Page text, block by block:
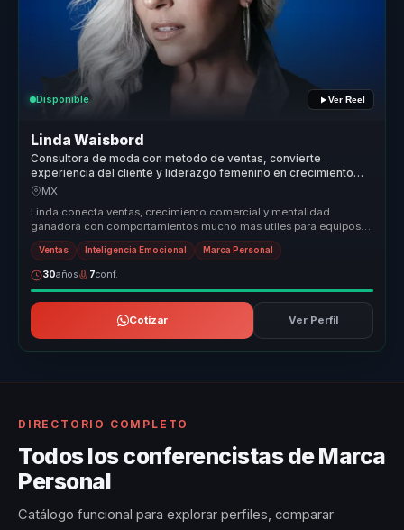
Disponible Ver Reel
Linda Waisbord
Consultora de moda con metodo de ventas, convierte
experiencia del cliente y liderazgo femenino en crecimiento
comercial para marcas.
MX
Linda conecta ventas, crecimiento comercial y mentalidad
ganadora con comportamientos mucho mas utiles para equipos
que necesitan sostene...
Ventas Inteligencia Emocional Marca Personal
30años 7conf.
Cotizar Ver Perfil
DIRECTORIO COMPLETO
Todos los conferencistas de Marca
Personal
Catálogo funcional para explorar perfiles, comparar